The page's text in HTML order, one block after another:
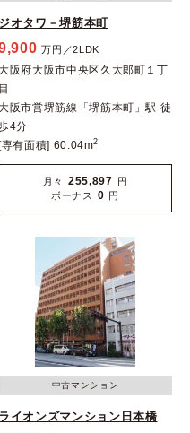
ジオタワ－堺筋本町
万円／2LDK
大阪府大阪市中央区久太郎町１丁
目
大阪市営堺筋線「堺筋本町」駅 徒
4分
[専有面積] 60.04m2
月々 255,897 円
ボーナス
0 円
中古マンション
ライオンズマンション日本橋